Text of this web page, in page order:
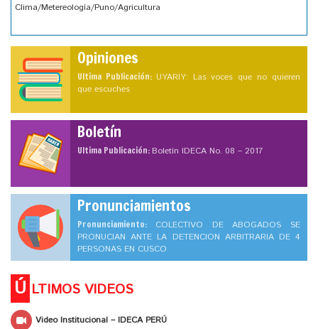
Clima/Metereología/Puno/Agricultura
Opiniones
Ultima Publicación: UYARIY: Las voces que no quieren
que escuches
Boletín
Ultima Publicación:Boletín IDECA No. 08 – 2017
Pronunciamientos
Pronunciamiento: COLECTIVO DE ABOGADOS SE
PRONUCIAN ANTE LA DETENCION ARBITRARIA DE 4
PERSONAS EN CUSCO
Ú LTIMOS VIDEOS
Video Institucional – IDECA PERÚ